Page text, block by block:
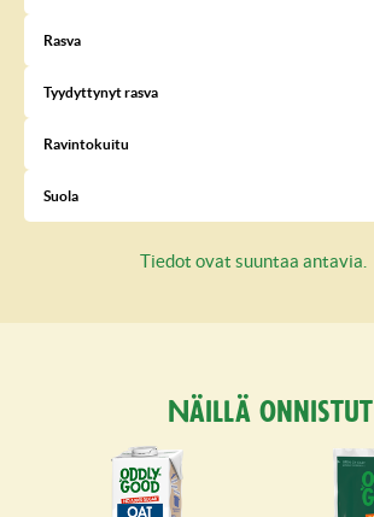
Rasva
Tyydyttynyt rasva
Ravintokuitu
Suola
Tiedot ovat suuntaa antavia.
Näillä onnistut